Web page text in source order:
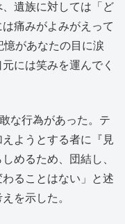
遺族に対しては「ど
痛みがよみがえって
憶があなたの目に涙
には笑みを運んでく
な行為があった。テ
ようとする者に『見
めるため、団結し、
わることはない」と述
を示した。